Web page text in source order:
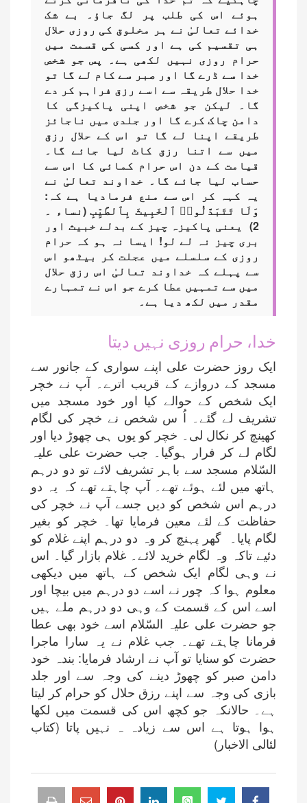
ہوئے اس کی طلب پر لگ جاؤ۔ بے شک
خدائے تعالیٰ نے ہر مخلوق کی روزی حلال
ہی تقسیم کی ہے اور کسی کی قسمت میں
حرام روزی نہیں لکھی ہے۔ پس جو شخص
خدا سے ڈرے گا اور صبر سے کام لے گا تو
خدا حلال طریقہ سے اسے رزق فراہم کر دے
گا۔ لیکن جو شخص اپنی پاکیزگی کا
دامن چاک کرے گا اور جلدی میں ناجائز
طریقے اپنا لے گا تو اس کے حلال رزق
میں سے اتنا رزق کاٹ لیا جائے گا۔
قیامت کے دن اس حرام کمائی کا اس سے
حساب لیا جائے گا۔ خداوند تعالیٰ نے
یہ کہہ کر اس سے منع فرمادیا ہے کہ:
وَلَا تَتَبَدَّلُوا۟ ٱلْخَبِيثَ بِٱلطَّيِّبِ (نساء ۔
2) یعنی پاکیزہ چیز کے بدلے خبیث اور
بری چیز نہ لے لو! ایسا نہ ہو کہ حرام
روزی کے سلسلے میں عجلت کر بیٹھو اس
سے پہلے کہ خداوند تعالیٰ اس رزق حلال
میں سے تمہیں عطا کرے جو اس نے تمہارے
مقدر میں لکھ دیا ہے۔
خدا، حرام روزی نہیں دیتا
ایک روز حضرت علی اپنے سواری کے جانور سے
مسجد کے دروازے کے قریب اترے۔ آپ نے خچر
ایک شخص کے حوالے کیا اور خود مسجد میں
تشریف لے گئے۔ اُ س شخص نے خچر کی لگام
کھینچ کر نکال لی۔ خچر کو یوں ہی چھوڑ دیا اور
لگام لے کر فرار ہوگیا۔ جب حضرت علی علیہ
السّلام مسجد سے باہر تشریف لائے تو دو درہم
ہاتھ میں لئے ہوئے تھے۔ آپ چاہتے تھے کہ یہ دو
درہم اس شخص کو دیں جسے آپ نے خچر کی
حفاظت کے لئے معین فرمایا تھا۔ خچر کو بغیر
لگام پایا۔ گھر پہنچ کر وہ دو درہم اپنے غلام کو
دئیے تاکہ وہ لگام خرید لائے۔ غلام بازار گیا۔ اس
نے وہی لگام ایک شخص کے ہاتھ میں دیکھی
معلوم ہوا کہ چور نے اسے دو درہم میں بیچا اور
اسے اس کے قسمت کے وہی دو درہم ملے ہیں
جو حضرت علی علیہ السّلام اسے خود بھی عطا
فرمانا چاہتے تھے۔ جب غلام نے یہ سارا ماجرا
حضرت کو سنایا تو آپ نے ارشاد فرمایا: بندہ خود
دامن صبر کو چھوڑ دینے کی وجہ سے اور جلد
بازی کی وجہ سے اپنے رزق حلال کو حرام کر لیتا
ہے۔ حالانکہ جو کچھ اس کی قسمت میں لکھا
ہوا ہوتا ہے اس سے زیادہ ہ نہیں پاتا (کتاب
لئالی الاخبار)